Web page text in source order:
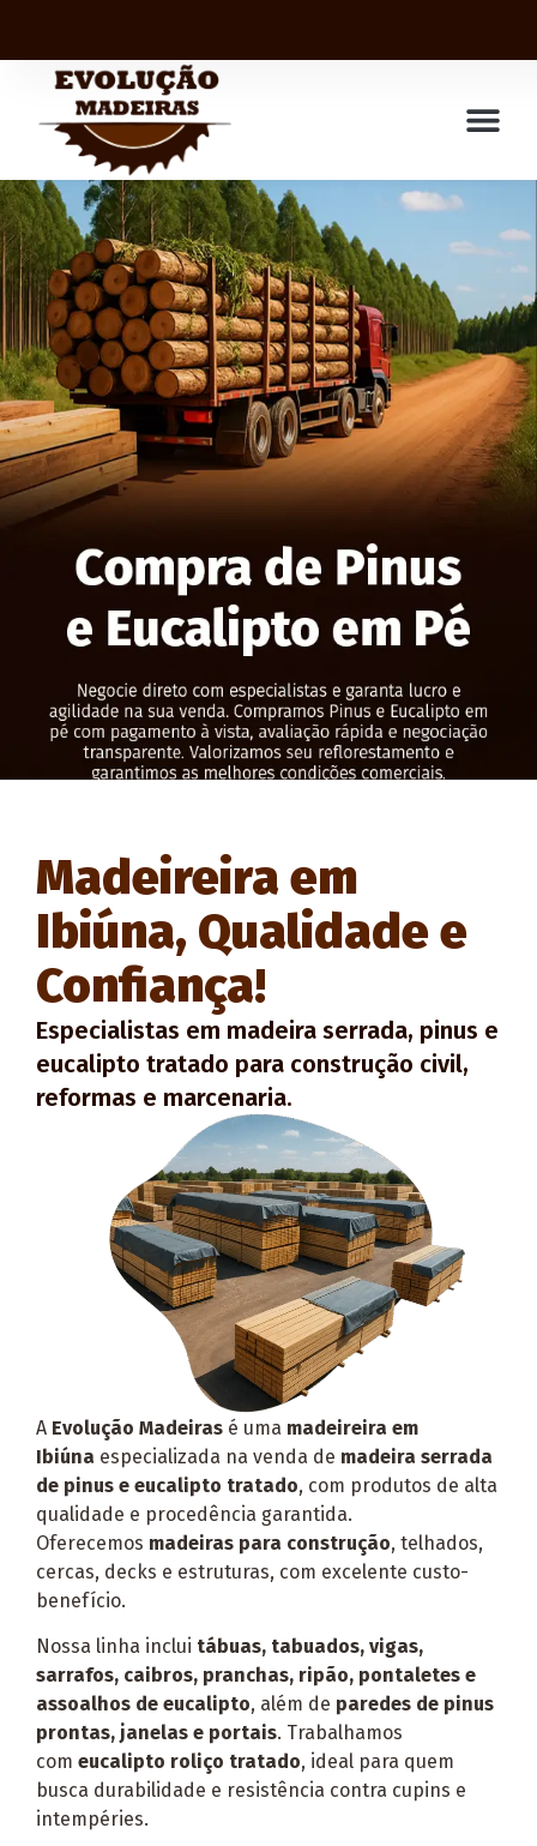
Madeireira em
Ibiúna, Qualidade e
Confiança!
Especialistas em madeira serrada, pinus e
eucalipto tratado para construção civil,
reformas e marcenaria.
A Evolução Madeiras é uma madeireira em
Ibiúna especializada na venda de madeira serrada
de pinus e eucalipto tratado, com produtos de alta
qualidade e procedência garantida.
Oferecemos madeiras para construção, telhados,
cercas, decks e estruturas, com excelente custo-
benefício.
Nossa linha inclui tábuas, tabuados, vigas,
sarrafos, caibros, pranchas, ripão, pontaletes e
assoalhos de eucalipto, além de paredes de pinus
prontas, janelas e portais. Trabalhamos
com eucalipto roliço tratado, ideal para quem
busca durabilidade e resistência contra cupins e
intempéries.